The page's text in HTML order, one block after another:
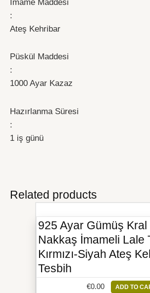
İmame Maddesi
:
Ateş Kehribar
Püskül Maddesi
:
1000 Ayar Kazaz
Hazırlanma Süresi
:
1 iş günü
Related products
925 Ayar Gümüş
Nakkaş İmameli Lale
Kırmızı-Siyah Ateş
Tesbih
€0.00 ADD TO